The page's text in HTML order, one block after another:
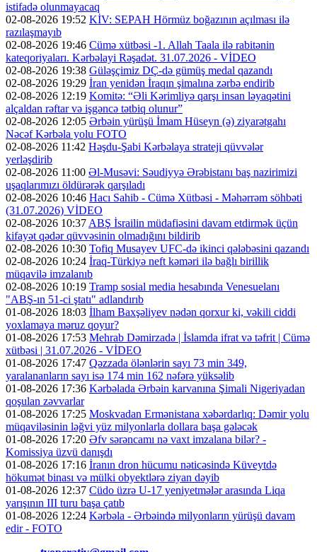
istifadə olunmayacaq
02-08-2026 19:52 KİV: SEPAH Hörmüz boğazının açılması ilə
razılaşmayıb
02-08-2026 19:46 Cümə xütbəsi -1. Allah Taala ilə rabitənin
kateqoriyaları. Kərbəlayi Rəşadət. 31.07.2026 - VİDEO
02-08-2026 19:38 Güləşçimiz DÇ-də gümüş medal qazandı
02-08-2026 19:29 İran yenidən İraqın şimalına zərbə endirib
02-08-2026 12:19 Komitə: “Əli Kərimliyə qarşı insan ləyaqətini
alçaldan rəftar və işgəncə tətbiq olunur”
02-08-2026 12:05 Ərbəin yürüşü İmam Hüseyn (ə) ziyarətgahı
Nəcəf Kərbəla yolu FOTO
02-08-2026 11:42 Həşdu-Şabi Kərbəlaya strateji qüvvələr
yerləşdirib
02-08-2026 11:00 Əl-Musəvi: Səudiyyə Ərəbistanı baş nazirimizi
uşaqlarımızı öldürərək qarşıladı
02-08-2026 10:46 Hacı Sahib - Cümə Xütbəsi - Məhərrəm söhbəti
(31.07.2026) VİDEO
02-08-2026 10:37 ABŞ İsrailin müdafiəsini davam etdirmək üçün
kifayət qədər qüvvəsinin olmadığını bildirib
02-08-2026 10:30 Tofiq Musayev UFC-də ikinci qələbəsini qazandı
02-08-2026 10:24 İraq-Türkiyə neft kəməri ilə bağlı birillik
müqavilə imzalanıb
02-08-2026 10:19 Tramp sosial media hesabında Venesuelanı
"ABŞ-ın 51-ci ştatı" adlandırıb
01-08-2026 18:03 İlham Baxşəliyev nədən qorxur ki, vəkili ciddi
yoxlamaya məruz qoyur?
01-08-2026 17:53 Mehrab Dəmirzadə | İslamda ifrat və təfrit | Cümə
xütbəsi | 31.07.2026 - VİDEO
01-08-2026 17:47 Qəzzada ölənlərin sayı 73 min 349,
yaralananların sayı isə 174 min 162 nəfərə yüksəlib
01-08-2026 17:36 Kərbəlada Ərbəin karvanına Şimali Nigeriyadan
qoşulan zəvvarlar
01-08-2026 17:25 Moskvadan Ermənistana xəbərdarlıq: Dəmir yolu
müqaviləsinin ləğvi yüz milyonlarla dollara başa gələcək
01-08-2026 17:20 Əfv sərəncamı nə vaxt imzalana bilər? -
Komissiya üzvü danışdı
01-08-2026 17:16 İranın dron hücumu nəticəsində Küveytdə
hökumət binası və mülki obyektlərə ziyan dəyib
01-08-2026 12:37 Cüdo üzrə U-17 yeniyetmələr arasında Liqa
yarışının III turu başa çatıb
01-08-2026 12:24 Kərbəla - Ərbəində milyonların yürüşü davam
edir - FOTO